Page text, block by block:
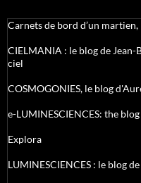
Carnets de bord d’un
CIELMANIA : le blog de
ciel
COSMOGONIES, le blog
e-LUMINESCIENCES: the
Explora
LUMINESCIENCES : le blog